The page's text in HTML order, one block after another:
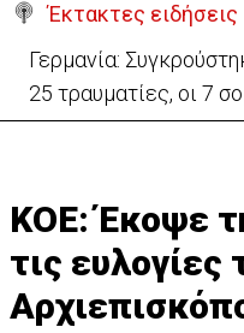
Έκτακτες ειδήσεις
Γερμανία:
25 τραυματίες, οι 7
ΚΟΕ: Έκοψε
τις ευλογίες